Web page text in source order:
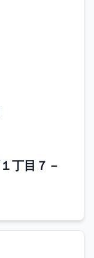
丁目７－